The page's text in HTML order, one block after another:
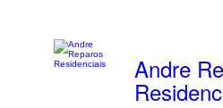
Andre